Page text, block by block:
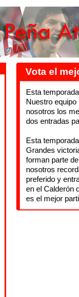
Vota el
Esta
Nuestro
nosotros los
dos entradas
Esta
Grandes
forman parte
nosotros
preferido y
en el Calderón
es el mejor